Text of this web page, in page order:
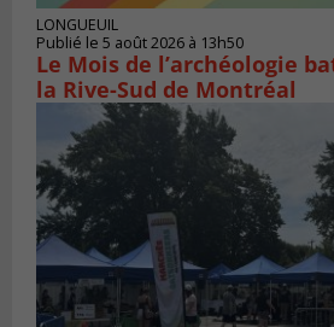
LONGUEUIL
Publié le 5 août 2026 à 13h50
Le Mois de l’archéologie
la Rive-Sud de Montréal